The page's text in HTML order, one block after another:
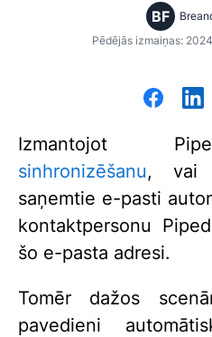
BF
Pēdējās izmaiņas:
Izmantojot
sinhronizēšanu, vai
saņemtie e-pasti
kontaktpersonu
šo e-pasta adresi.
Tomēr dažos
pavedieni